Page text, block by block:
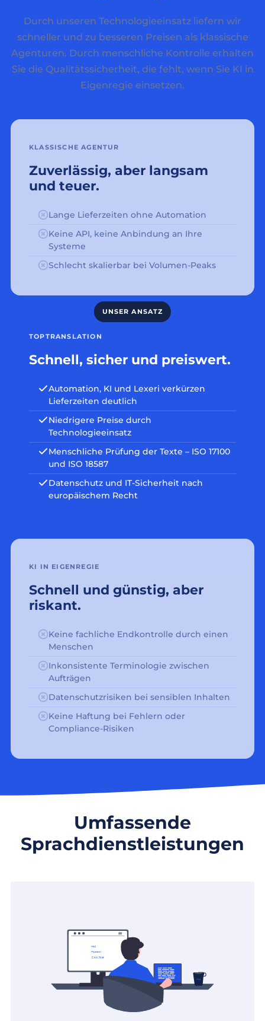
Durch unseren Technologieeinsatz liefern wir
schneller und zu besseren Preisen als klassische
Agenturen. Durch menschliche Kontrolle erhalten
Sie die Qualitätssicherheit, die fehlt, wenn Sie KI in
Eigenregie einsetzen.
KLASSISCHE AGENTUR
Zuverlässig, aber langsam
und teuer.
Lange Lieferzeiten ohne Automation
Keine API, keine Anbindung an Ihre
Systeme
Schlecht skalierbar bei Volumen-Peaks
TOPTRANSLATION
Schnell, sicher und preiswert.
Automation, KI und Lexeri verkürzen
Lieferzeiten deutlich
Niedrigere Preise durch
Technologieeinsatz
Menschliche Prüfung der Texte – ISO 17100
und ISO 18587
Datenschutz und IT-Sicherheit nach
europäischem Recht
KI IN EIGENREGIE
Schnell und günstig, aber
riskant.
Keine fachliche Endkontrolle durch einen
Menschen
Inkonsistente Terminologie zwischen
Aufträgen
Datenschutzrisiken bei sensiblen Inhalten
Keine Haftung bei Fehlern oder
Compliance-Risiken
Umfassende
Sprachdienstleistungen